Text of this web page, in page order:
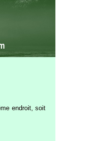
endroit, soit